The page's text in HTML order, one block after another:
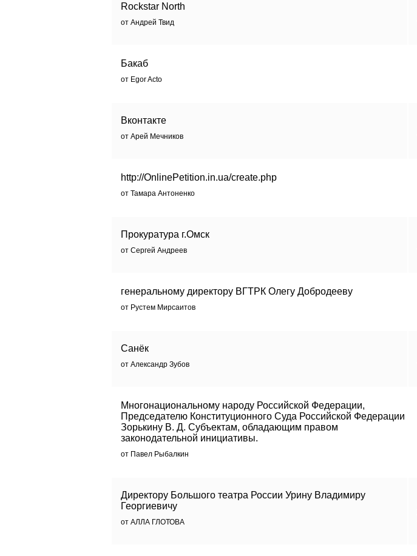
Rockstar North
от Андрей Твид
Бакаб
от Egor Acto
Вконтакте
от Арей Мечников
http://OnlinePetition.in.ua/create.php
от Тамара Антоненко
Прокуратура г.Омск
от Сергей Андреев
генеральному директору ВГТРК Олегу Добродееву
от Рустем Мирсаитов
Санёк
от Александр Зубов
Многонациональному народу Российской Федерации,
Председателю Конституционного Суда Российской Федерации
Зорькину В. Д. Субъектам, обладающим правом
законодательной инициативы.
от Павел Рыбалкин
Директору Большого театра России Урину Владимиру
Георгиевичу
от АЛЛА ГЛОТОВА